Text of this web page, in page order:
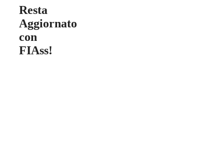
Resta
Aggiornato
con
FIAss!